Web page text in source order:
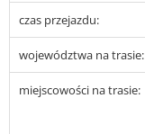
czas przejazdu:
województwa na trasie:
miejscowości na trasie: